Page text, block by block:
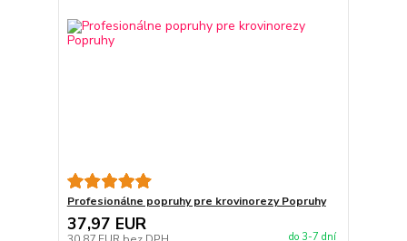
Profesionálne popruhy pre krovinorezy Popruhy
37,97 EUR
do 3-7 dní